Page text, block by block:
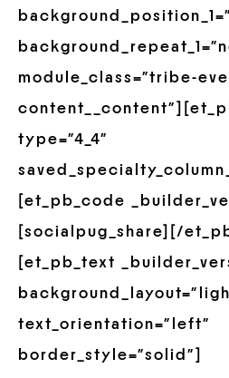
module_class=”tribe-
type=”4_4″
[et_pb_code
[socialpug_share][/
[et_pb_text
text_orientation=”left”
border_style=”solid”]